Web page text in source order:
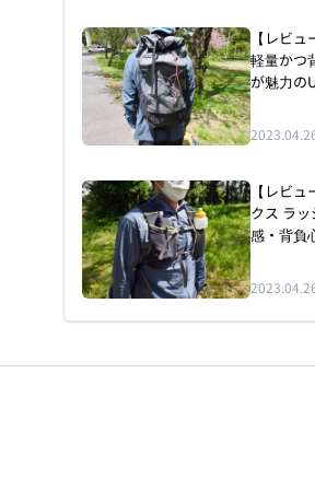
【レビュ
軽量かつ
が魅力の
【レビュ
クス ラッ
感・背負